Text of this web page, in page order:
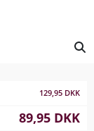
129,95 DKK
89,95 DKK